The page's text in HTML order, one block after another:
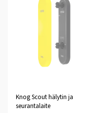
Knog Scout hälytin ja
seurantalaite